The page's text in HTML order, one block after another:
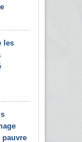
les
pauvre